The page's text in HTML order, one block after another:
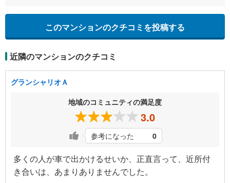
このマンションのクチコミを投稿する
近隣のマンションのクチコミ
グランシャリオＡ
地域のコミュニティの満足度
3.0
参考になった 0
多くの人が車で出かけるせいか、正直言って、近所付
き合いは、あまりありませんでした。